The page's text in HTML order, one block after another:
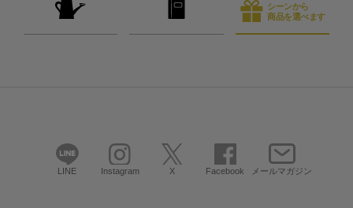
シーンから
商品を選べます
LINE Instagram X Facebook メールマガジン